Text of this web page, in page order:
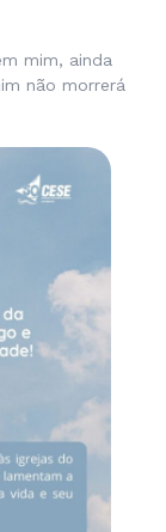
mim, ainda
não morrerá